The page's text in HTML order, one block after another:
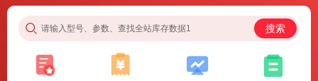
请输入型号、参数、查找全站库存数据1 搜索